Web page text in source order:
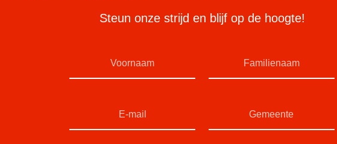
Steun onze strijd en blijf op de hoogte!